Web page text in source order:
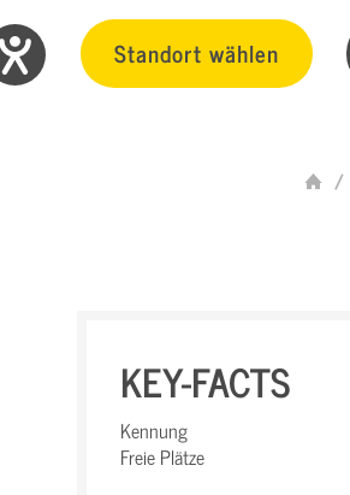
Standort wählen
KEY-FACTS
Kennung
Freie Plätze